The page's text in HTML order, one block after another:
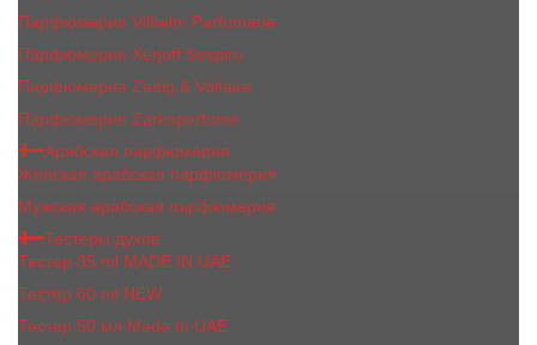
Парфюмерия Vilhelm Parfumerie
Парфюмерия Xerjoff Sospiro
Парфюмерия Zadig & Voltaire
Парфюмерия Zarkoperfume
Арабская парфюмерия
Женская арабская парфюмерия
Мужская арабская парфюмерия
Тестеры духов
Тестер 35 ml MADE IN UAE
Тестер 60 ml NEW
Тестер 50 мл Made In UAE